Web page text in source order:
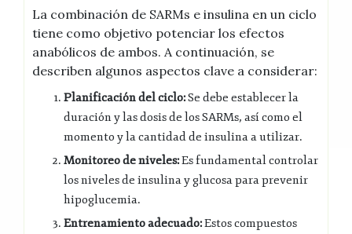
La combinación de SARMs e insulina en un ciclo
tiene como objetivo potenciar los efectos
anabólicos de ambos. A continuación, se
describen algunos aspectos clave a considerar:
Planificación del ciclo:Se debe establecer la
duración y las dosis de los SARMs, así como el
momento y la cantidad de insulina a utilizar.
Monitoreo de niveles:Es fundamental controlar
los niveles de insulina y glucosa para prevenir
hipoglucemia.
Entrenamiento adecuado:Estos compuestos